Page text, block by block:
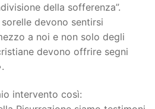
della sofferenza”.
devono sentirsi
a noi e non solo degli
devono offrire segni
intervento così: